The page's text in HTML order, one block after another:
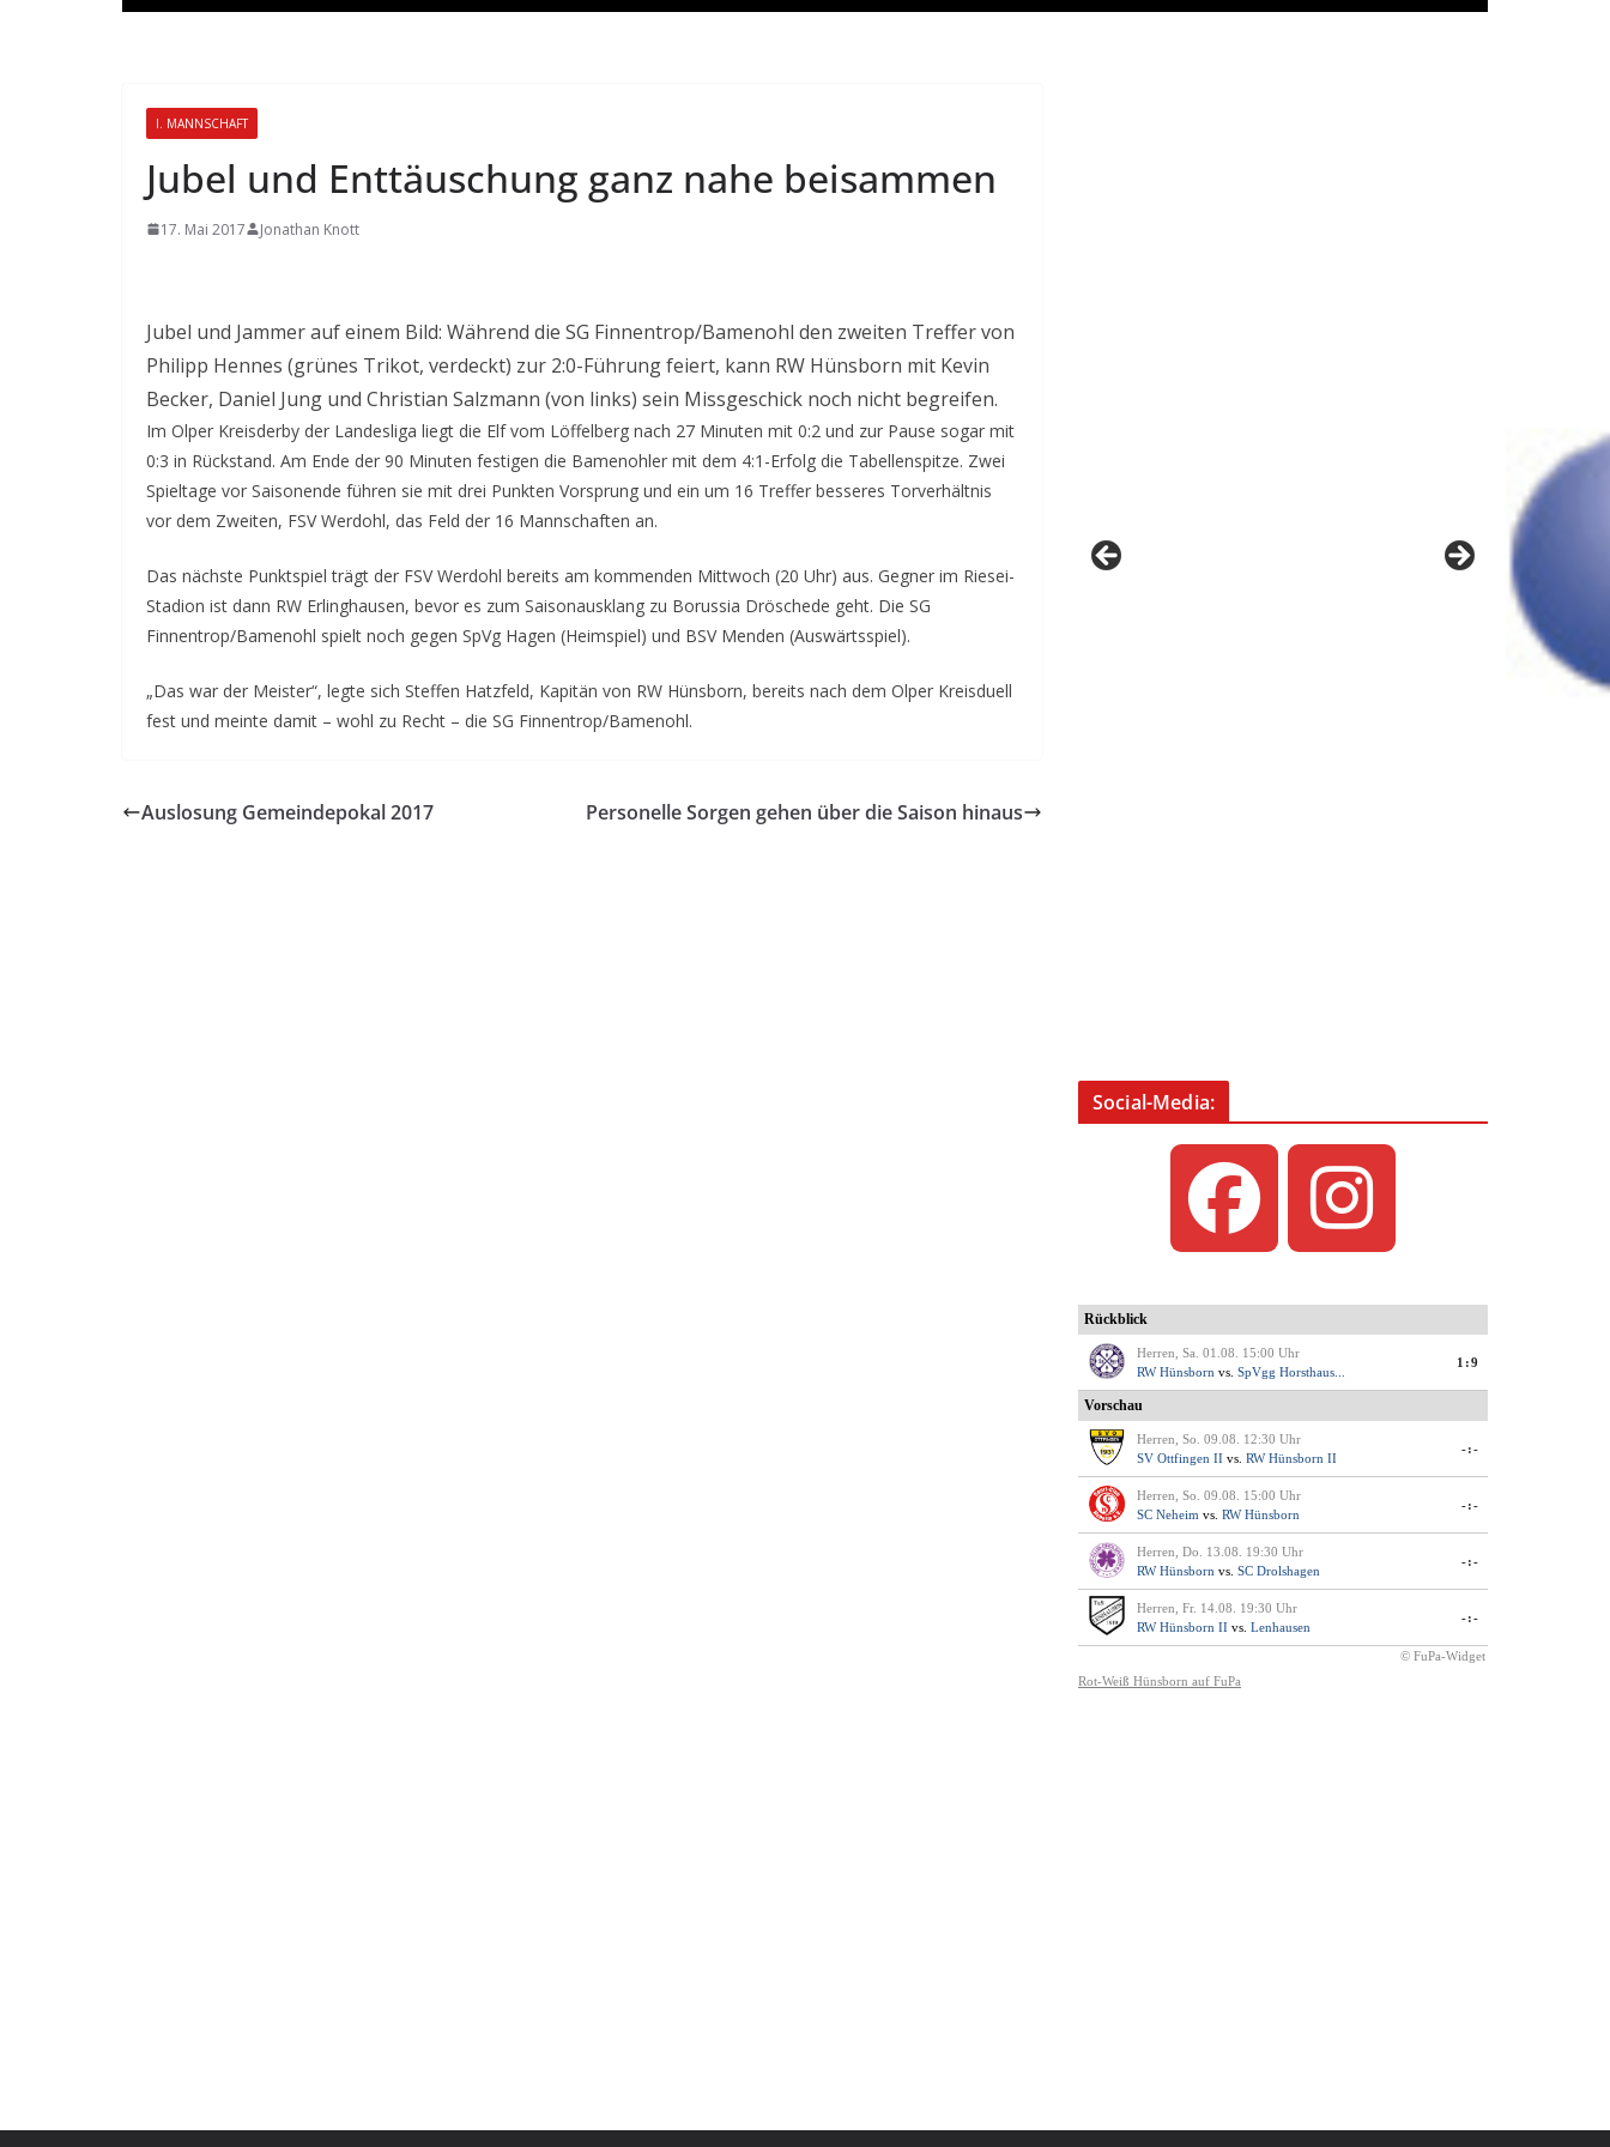
I. MANNSCHAFT
Jubel und Enttäuschung ganz nahe beisammen
17. Mai 2017 Jonathan Knott
Jubel und Jammer auf einem Bild: Während die SG Finnentrop/Bamenohl den zweiten Treffer von
Philipp Hennes (grünes Trikot, verdeckt) zur 2:0-Führung feiert, kann RW Hünsborn mit Kevin
Becker, Daniel Jung und Christian Salzmann (von links) sein Missgeschick noch nicht begreifen.
Im Olper Kreisderby der Landesliga liegt die Elf vom Löffelberg nach 27 Minuten mit 0:2 und zur Pause sogar mit
0:3 in Rückstand. Am Ende der 90 Minuten festigen die Bamenohler mit dem 4:1-Erfolg die Tabellenspitze. Zwei
Spieltage vor Saisonende führen sie mit drei Punkten Vorsprung und ein um 16 Treffer besseres Torverhältnis
vor dem Zweiten, FSV Werdohl, das Feld der 16 Mannschaften an.
Das nächste Punktspiel trägt der FSV Werdohl bereits am kommenden Mittwoch (20 Uhr) aus. Gegner im Riesei-
Stadion ist dann RW Erlinghausen, bevor es zum Saisonausklang zu Borussia Dröschede geht. Die SG
Finnentrop/Bamenohl spielt noch gegen SpVg Hagen (Heimspiel) und BSV Menden (Auswärtsspiel).
„Das war der Meister“, legte sich Steffen Hatzfeld, Kapitän von RW Hünsborn, bereits nach dem Olper Kreisduell
fest und meinte damit – wohl zu Recht – die SG Finnentrop/Bamenohl.
Auslosung Gemeindepokal 2017 Personelle Sorgen gehen über die Saison hinaus
Social-Media: